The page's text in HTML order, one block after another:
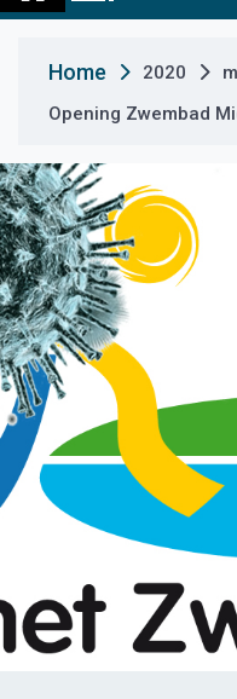
t
Home 2020
Opening Zwembad